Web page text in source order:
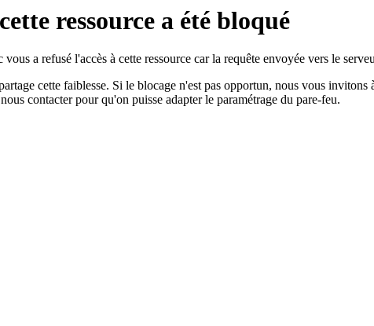
ressource a été bloqué
a refusé l'accès à cette ressource car la requête envoyée vers le
cette faiblesse. Si le blocage n'est pas opportun, nous vous invitons
contacter pour qu'on puisse adapter le paramétrage du pare-feu.